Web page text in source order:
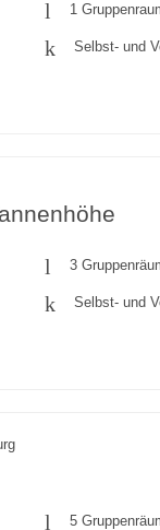
1
Selbst- und
3
Selbst- und
5